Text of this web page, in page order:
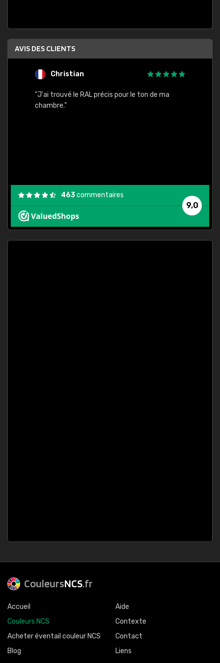
AVIS DES CLIENTS
Christian
"J'ai trouvé le RAL précis pour le ton de ma
chambre."
9,0
463commentaires
CouleursNCS.fr
Accueil
Couleurs NCS
Acheter éventail couleur NCS
Blog
Aide
Contexte
Contact
Liens